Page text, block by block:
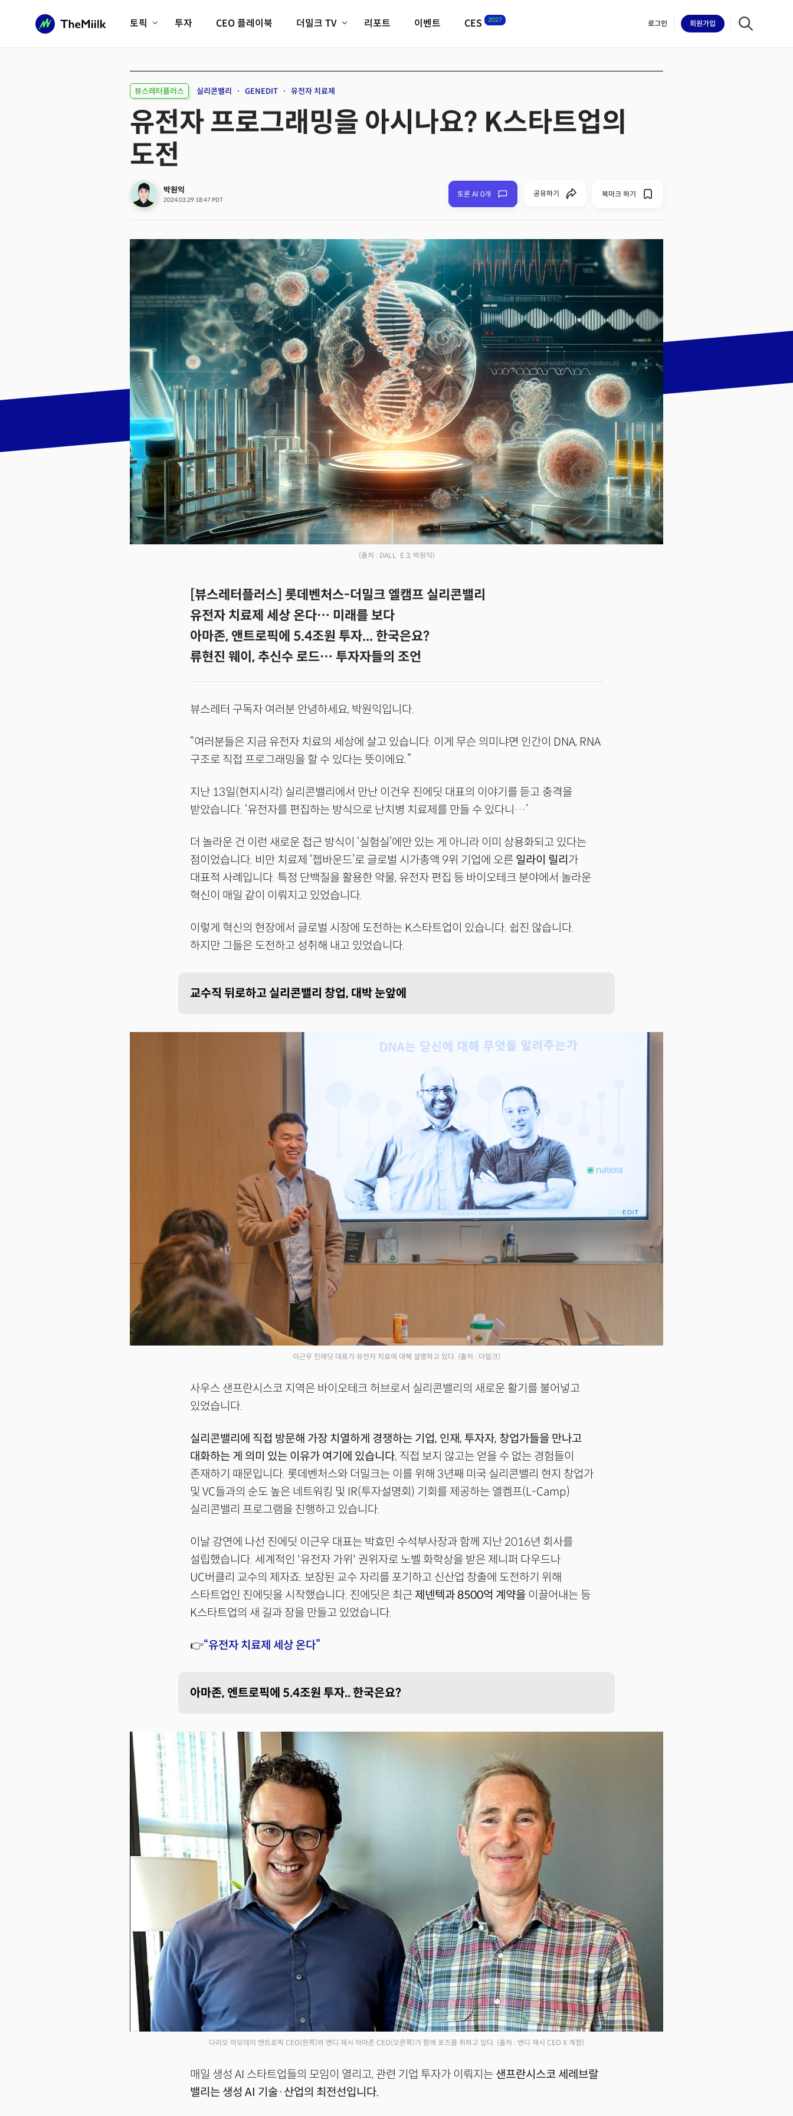
토픽
피지컬AI/로봇
AX비즈니스혁명
디지털자산
미래 교육/직업
전체 기사 보기
투자 CEO 플레이북 더밀크 TV
크리스의 뉴욕 시그널
리포트 이벤트 CES 2027
필드 가이드
CES2027 with TheMiilk
로그인 회원가입
뷰스레터플러스 실리콘밸리 GENEDIT 유전자 치료제
유전자 프로그래밍을 아시나요? K스타트업의
도전
박원익
2024.03.29 18:47 PDT
토론 AI 0개 공유하기
Facebook Twitter Kakaotalk
기사링크 복사하기
북마크 하기
(출처 : DALL·E 3, 박원익)
[뷰스레터플러스] 롯데벤처스-더밀크 엘캠프 실리콘밸리
유전자 치료제 세상 온다… 미래를 보다
아마존, 앤트로픽에 5.4조원 투자... 한국은요?
류현진 웨이, 추신수 로드… 투자자들의 조언
뷰스레터 구독자 여러분 안녕하세요, 박원익입니다.
“여러분들은 지금 유전자 치료의 세상에 살고 있습니다. 이게 무슨 의미냐면 인간이 DNA, RNA
구조로 직접 프로그래밍을 할 수 있다는 뜻이에요.”
지난 13일(현지시각) 실리콘밸리에서 만난 이건우 진에딧 대표의 이야기를 듣고 충격을
받았습니다. ‘유전자를 편집하는 방식으로 난치병 치료제를 만들 수 있다니…’
더 놀라운 건 이런 새로운 접근 방식이 ‘실험실’에만 있는 게 아니라 이미 상용화되고 있다는
점이었습니다. 비만 치료제 ‘젭바운드’로 글로벌 시가총액 9위 기업에 오른 일라이 릴리 가
대표적 사례입니다. 특정 단백질을 활용한 약물, 유전자 편집 등 바이오테크 분야에서 놀라운
혁신이 매일 같이 이뤄지고 있었습니다.
이렇게 혁신의 현장에서 글로벌 시장에 도전하는 K스타트업이 있습니다. 쉽진 않습니다.
하지만 그들은 도전하고 성취해 내고 있었습니다.
교수직 뒤로하고 실리콘밸리 창업, 대박 눈앞에
이근우 진에딧 대표가 유전자 치료에 대해 설명하고 있다. (출처 : 더밀크)
사우스 샌프란시스코 지역은 바이오테크 허브로서 실리콘밸리의 새로운 활기를 불어넣고
있었습니다.
실리콘밸리에 직접 방문해 가장 치열하게 경쟁하는 기업, 인재, 투자자, 창업가들을 만나고
대화하는 게 의미 있는 이유가 여기에 있습니다. 직접 보지 않고는 얻을 수 없는 경험들이
존재하기 때문입니다. 롯데벤처스와 더밀크는 이를 위해 3년째 미국 실리콘밸리 현지 창업가
및 VC들과의 순도 높은 네트워킹 및 IR(투자설명회) 기회를 제공하는 엘켐프(L-Camp)
실리콘밸리 프로그램을 진행하고 있습니다.
이날 강연에 나선 진에딧 이근우 대표는 박효민 수석부사장과 함께 지난 2016년 회사를
설립했습니다. 세계적인 '유전자 가위' 권위자로 노벨 화학상을 받은 제니퍼 다우드나
UC버클리 교수의 제자죠. 보장된 교수 자리를 포기하고 신산업 창출에 도전하기 위해
스타트업인 진에딧을 시작했습니다. 진에딧은 최근 제넨텍과 8500억 계약을 이끌어내는 등
K스타트업의 새 길과 장을 만들고 있었습니다.
👉“유전자 치료제 세상 온다”
아마존, 엔트로픽에 5.4조원 투자.. 한국은요?
다리오 아모데이 앤트로픽 CEO(왼쪽)와 앤디 재시 아마존 CEO(오른쪽)가 함께 포즈를 취하고 있다. (출처 : 앤디 재시 CEO X 계정)
매일 생성 AI 스타트업들의 모임이 열리고, 관련 기업 투자가 이뤄지는 샌프란시스코 세레브랄
밸리는 생성 AI 기술·산업의 최전선입니다.